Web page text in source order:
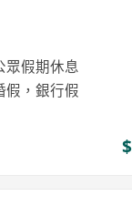
眾假期休息
假，銀行假